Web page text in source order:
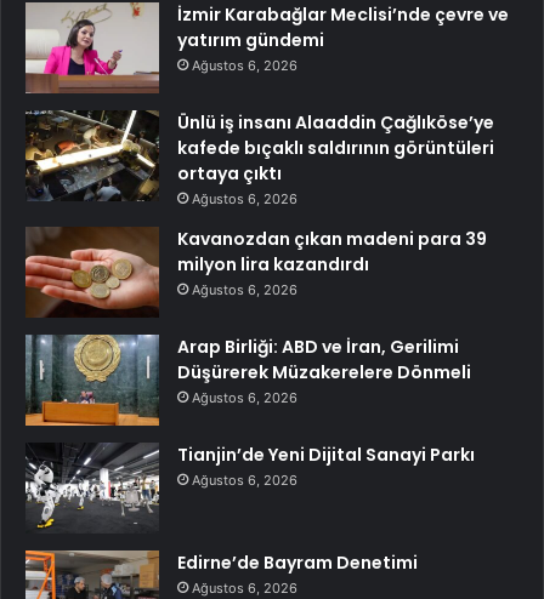
İzmir Karabağlar Meclisi’nde çevre ve
yatırım gündemi
Ağustos 6, 2026
Ünlü iş insanı Alaaddin Çağlıköse’ye
kafede bıçaklı saldırının görüntüleri
ortaya çıktı
Ağustos 6, 2026
Kavanozdan çıkan madeni para 39
milyon lira kazandırdı
Ağustos 6, 2026
Arap Birliği: ABD ve İran, Gerilimi
Düşürerek Müzakerelere Dönmeli
Ağustos 6, 2026
Tianjin’de Yeni Dijital Sanayi Parkı
Ağustos 6, 2026
Edirne’de Bayram Denetimi
Ağustos 6, 2026